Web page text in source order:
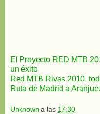
El Proyecto RED MTB
un éxito
Red MTB Rivas 2010,
Ruta de Madrid a
Unknown a las 17:30